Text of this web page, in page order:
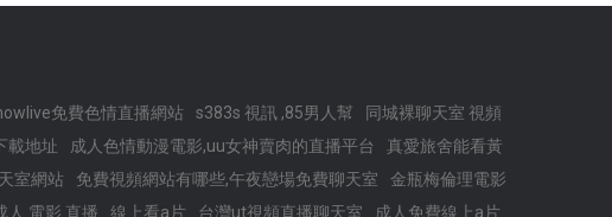
免費色情直播網站 s383s 視訊 ,85男人幫
同城裸聊天室 視頻
載地址 成人色情動漫電影,uu女神賣肉的直播平台
真愛旅舍能看黃
室網站 免費視頻網站有哪些,午夜戀場免費聊天室
金瓶梅倫理電影
人 電影 直播 線上看a片 台灣ut視頻直播聊天室 成人免費線上a片